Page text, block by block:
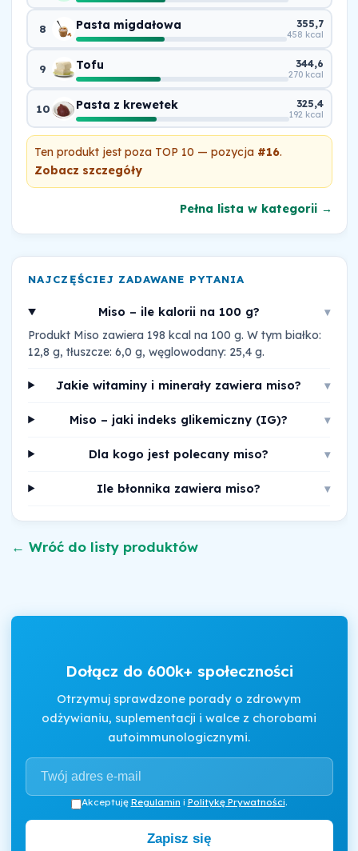
8 Pasta migdałowa 355,7
458 kcal
9 Tofu 344,6
270 kcal
10 Pasta z krewetek 325,4
192 kcal
Ten produkt jest poza TOP 10 — pozycja #16.
Zobacz szczegóły
Pełna lista w kategorii →
NAJCZĘŚCIEJ ZADAWANE PYTANIA
Miso – ile kalorii na 100 g? ▾
Produkt Miso zawiera 198 kcal na 100 g. W tym białko:
12,8 g, tłuszcze: 6,0 g, węglowodany: 25,4 g.
Jakie witaminy i minerały zawiera miso? ▾
Miso – jaki indeks glikemiczny (IG)? ▾
Dla kogo jest polecany miso? ▾
Ile błonnika zawiera miso? ▾
← Wróć do listy produktów
Dołącz do 600k+ społeczności
Otrzymuj sprawdzone porady o zdrowym
odżywianiu, suplementacji i walce z chorobami
autoimmunologicznymi.
Akceptuję Regulamin i Politykę Prywatności.
Zapisz się